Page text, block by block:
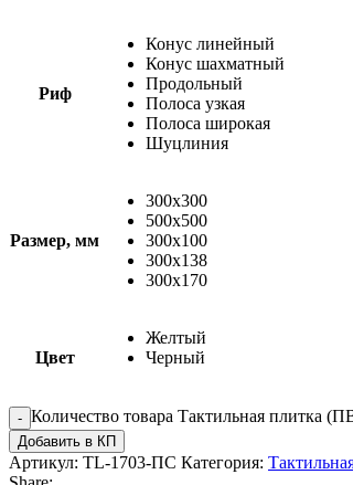
Риф
Конус линейный
Конус шахматный
Продольный
Полоса узкая
Полоса широкая
Шуцлиния
Размер, мм
300х300
500х500
300x100
300x138
300x170
Цвет
Желтый
Черный
Количество товара Тактильная плитка
Добавить в КП
Артикул: TL-1703-ПС Категория: